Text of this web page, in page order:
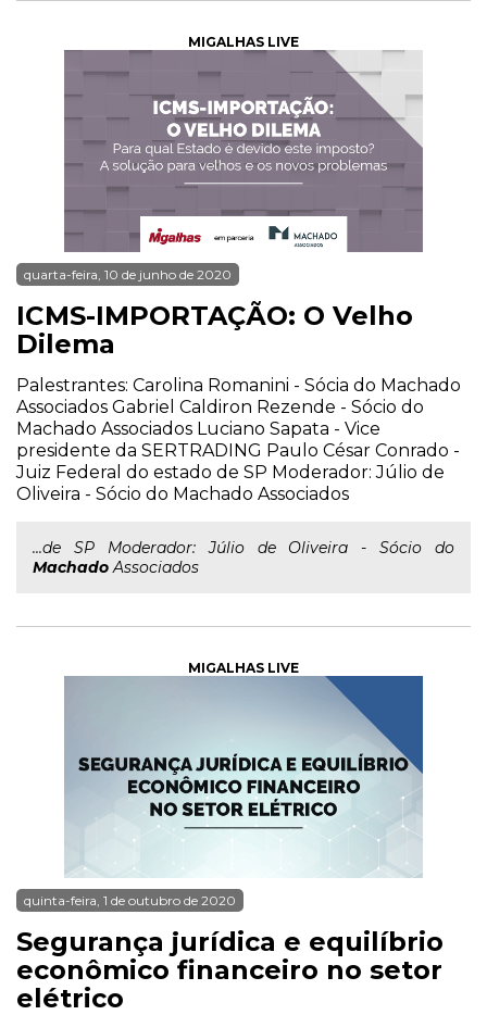
MIGALHAS LIVE
quarta-feira, 10 de junho de 2020
ICMS-IMPORTAÇÃO: O Velho
Dilema
Palestrantes: Carolina Romanini - Sócia do Machado
Associados Gabriel Caldiron Rezende - Sócio do
Machado Associados Luciano Sapata - Vice
presidente da SERTRADING Paulo César Conrado -
Juiz Federal do estado de SP Moderador: Júlio de
Oliveira - Sócio do Machado Associados
...de SP Moderador: Júlio de Oliveira - Sócio do
MachadoAssociados
MIGALHAS LIVE
quinta-feira, 1 de outubro de 2020
Segurança jurídica e equilíbrio
econômico financeiro no setor
elétrico